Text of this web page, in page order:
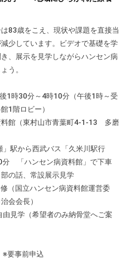
83歳をこえ、現状や課題を直接当
少しています。ビデオで基礎を学
、展示を見学しながらハンセン病
う。
1時30分～4時10分（午後1時～受
1階ロビー）
料館（東村山市青葉町4-1-13 多磨
から西武バス「久米川駅行
分 「ハンセン病資料館」で下車
の話、常設展示見学
立ハンセン病資料館運営委
会会長）
学（希望者のみ納骨堂へご案
要事前申込